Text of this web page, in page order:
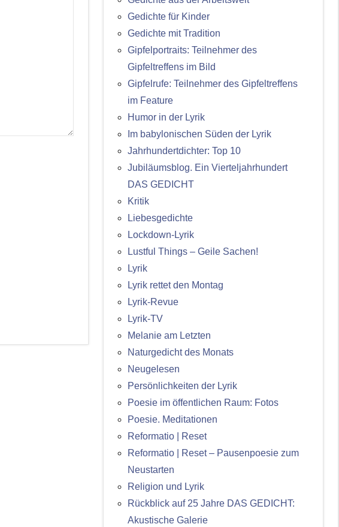
Gedichte für Kinder
Gedichte mit Tradition
Gipfelportraits: Teilnehmer des
Gipfeltreffens im Bild
Gipfelrufe: Teilnehmer des Gipfeltreffens
im Feature
Humor in der Lyrik
Im babylonischen Süden der Lyrik
Jahrhundertdichter: Top 10
Jubiläumsblog. Ein Vierteljahrhundert
DAS GEDICHT
Kritik
Liebesgedichte
Lockdown-Lyrik
Lustful Things – Geile Sachen!
Lyrik
Lyrik rettet den Montag
Lyrik-Revue
Lyrik-TV
Melanie am Letzten
Naturgedicht des Monats
Neugelesen
Persönlichkeiten der Lyrik
Poesie im öffentlichen Raum: Fotos
Poesie. Meditationen
Reformatio | Reset
Reformatio | Reset – Pausenpoesie zum
Neustarten
Religion und Lyrik
Rückblick auf 25 Jahre DAS GEDICHT:
Akustische Galerie